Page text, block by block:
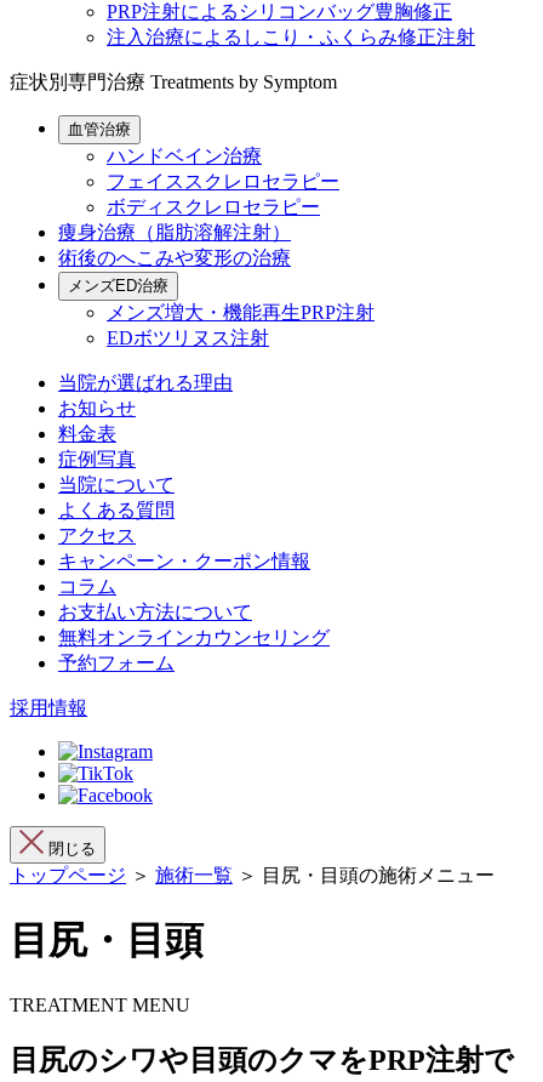
PRP注射によるシリコンバッグ豊胸修正
注入治療によるしこり・ふくらみ修正注射
症状別専門治療 Treatments by Symptom
血管治療
ハンドベイン治療
フェイススクレロセラピー
ボディスクレロセラピー
痩身治療（脂肪溶解注射）
術後のへこみや変形の治療
メンズED治療
メンズ増大・機能再生PRP注射
EDボツリヌス注射
当院が選ばれる理由
お知らせ
料金表
症例写真
当院について
よくある質問
アクセス
キャンペーン・クーポン情報
コラム
お支払い方法について
無料オンラインカウンセリング
予約フォーム
採用情報
閉じる
トップページ ＞ 施術一覧 ＞ 目尻・目頭の施術メニュー
目尻・目頭
TREATMENT MENU
目尻のシワや目頭のクマをPRP注射で